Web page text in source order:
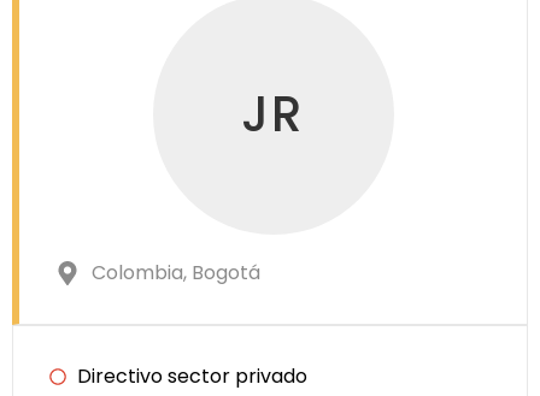
JR
Colombia, Bogotá
Directivo sector privado